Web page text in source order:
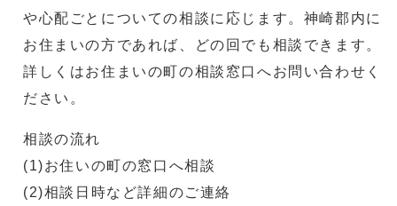
や心配ごとについての相談に応じます。神崎郡内に
お住まいの方であれば、どの回でも相談できます。
詳しくはお住まいの町の相談窓口へお問い合わせく
ださい。
相談の流れ
(1)お住いの町の窓口へ相談
(2)相談日時など詳細のご連絡